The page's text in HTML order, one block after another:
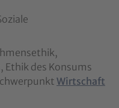
Ethik des Konsums
Wirtschaft